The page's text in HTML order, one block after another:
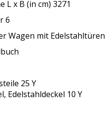
L x B (in cm) 3271
6
Wagen mit Edelstahltüren
25 Y
Edelstahldeckel 10 Y